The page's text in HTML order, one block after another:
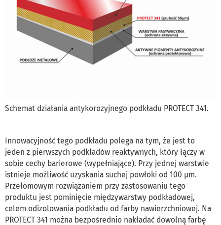
Schemat działania antykorozyjnego podkładu PROTECT 341.
Innowacyjność tego podkładu polega na tym, że jest to
jeden z pierwszych podkładów reaktywnych, który łączy w
sobie cechy barierowe (wypełniające). Przy jednej warstwie
istnieje możliwość uzyskania suchej powłoki od 100 µm.
Przełomowym rozwiązaniem przy zastosowaniu tego
produktu jest pominięcie międzywarstwy podkładowej,
celem odizolowania podkładu od farby nawierzchniowej. Na
PROTECT 341 można bezpośrednio nakładać dowolną farbę